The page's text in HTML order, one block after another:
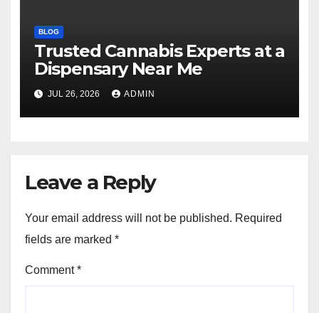
BLOG
Trusted Cannabis Experts at a
Dispensary Near Me
JUL 26, 2026 ADMIN
Leave a Reply
Your email address will not be published. Required
fields are marked *
Comment*